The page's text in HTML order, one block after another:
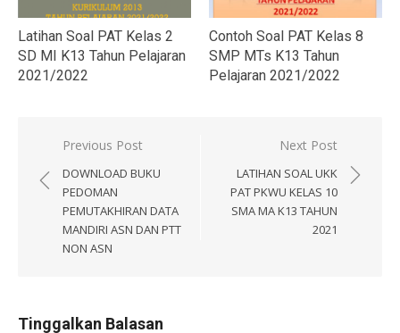
Latihan Soal PAT Kelas 2
SD MI K13 Tahun Pelajaran
2021/2022
Contoh Soal PAT Kelas 8
SMP MTs K13 Tahun
Pelajaran 2021/2022
Navigasi
pos
Previous Post
DOWNLOAD BUKU
PEDOMAN
PEMUTAKHIRAN DATA
MANDIRI ASN DAN PTT
NON ASN
Next Post
LATIHAN SOAL UKK
PAT PKWU KELAS 10
SMA MA K13 TAHUN
2021
Tinggalkan Balasan